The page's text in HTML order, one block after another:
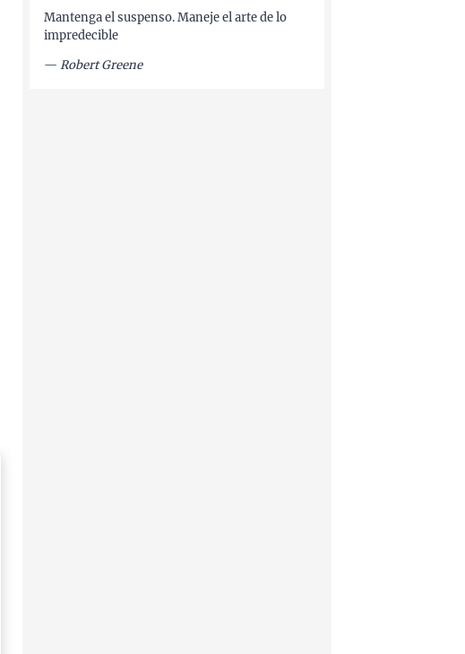
Mantenga el suspenso. Maneje el arte de lo
impredecible
— Robert Greene